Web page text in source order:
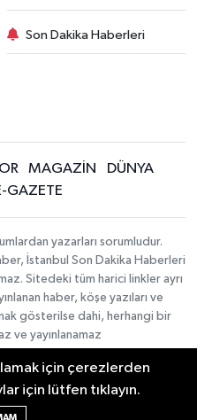
Son Dakika Haberleri
MAGAZİN
DÜNYA
GAZETE
yazarları sorumludur.
İstanbul Son Dakika Haberleri
Sitedeki tüm harici linkler ayrı
haber, köşe yazıları ve
gösterilse dahi, herhangi bir
ve yayınlanamaz
Yazılımı:TE Bilişim|
© 2026
için çerezlerden
için lütfen tıklayın.